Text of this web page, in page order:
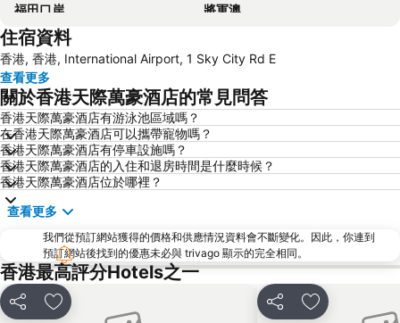
福田口岸
將軍澳
福田區
香港國際機場
南山區
東涌
元朗
紅磡
天水圍
Wan Chai Metro Station
海洋公園
深水埗區
黃金海岸
香港迪士尼樂園
新界
羅湖口岸
東門步行街
North Point Metro Station
中環
Cheung Chau
珠海長隆國際海洋度假區
Sheung Wan Metro Station
Tsing Yi Metro Station
住宿資料
香港, 香港, International Airport, 1 Sky City Rd E
查看更多
關於香港天際萬豪酒店的常見問答
香港天際萬豪酒店有游泳池區域嗎？
在香港天際萬豪酒店可以攜帶寵物嗎？
香港天際萬豪酒店有停車設施嗎？
香港天際萬豪酒店的入住和退房時間是什麼時候？
香港天際萬豪酒店位於哪裡？
查看更多
我們從預訂網站獲得的價格和供應情況資料會不斷變化。因此，你連到
預訂網站後找到的優惠未必與 trivago 顯示的完全相同。
香港最高評分Hotels之一
分享 放到收藏夾 分享 放到收藏夾